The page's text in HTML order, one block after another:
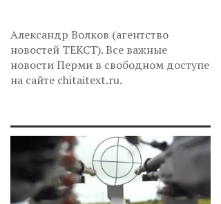
Александр Волков (агентство
новостей ТЕКСТ). Все важные
новости Перми в свободном доступе
на сайте chitaitext.ru.